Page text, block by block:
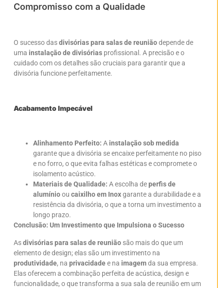
Compromisso com a Qualidade
O sucesso dasdivisórias para salas de reuniãodepende de
uma instalação de divisórias profissional. A precisão e o
cuidado com os detalhes são cruciais para garantir que a
divisória funcione perfeitamente.
Acabamento Impecável
Alinhamento Perfeito: A instalação sob medida
garante que a divisória se encaixe perfeitamente no piso
e no forro, o que evita falhas estéticas e compromete o
isolamento acústico.
Materiais de Qualidade: A escolha deperfis de
alumínioou caixilho em Inoxgarante a durabilidade e a
resistência da divisória, o que a torna um investimento a
longo prazo.
Conclusão: Um Investimento que Impulsiona o Sucesso
Asdivisórias para salas de reunião são mais do que um
elemento de design; elas são um investimento na
produtividade, na privacidadee na imagemda sua empresa.
Elas oferecem a combinação perfeita de acústica, design e
funcionalidade, o que transforma a sua sala de reunião em um